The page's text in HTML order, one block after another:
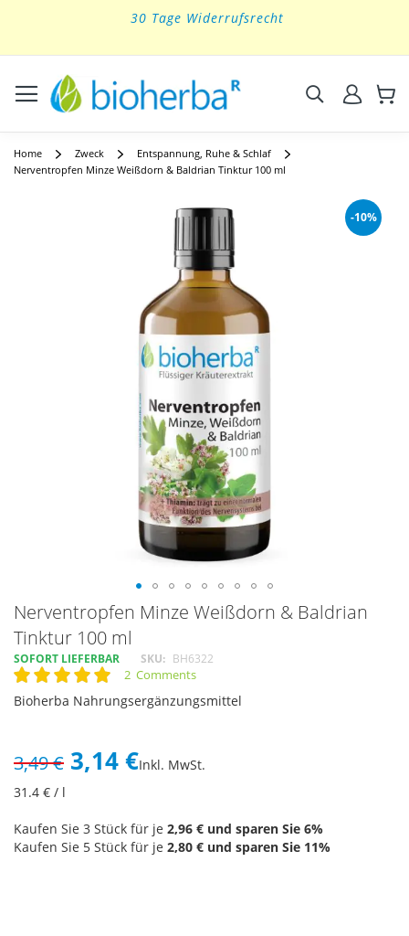
to
30 Tage Widerrufsrecht
Suchen
Home Zweck
Entspannung, Ruhe & Schlaf
Nerventropfen Minze Weißdorn & Baldrian Tinktur 100 ml
Nerventropfen Minze Weißdorn & Baldrian
Tinktur 100 ml
SOFORT LIEFERBAR SKU BH6322
Rating: 2 Comments
Bioherba Nahrungsergänzungsmittel
3,14 €
3,49 €
Inkl. MwSt.
31.4 € / l
Kaufen Sie 3 Stück für je 2,96 € und sparen Sie 6%
Kaufen Sie 5 Stück für je 2,80 € und sparen Sie 11%
-10%
Skip
the
beginning
of
the